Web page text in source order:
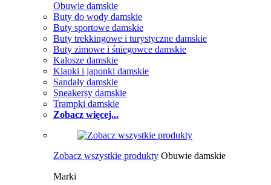
Obuwie damskie
Buty do wody damskie
Buty sportowe damskie
Buty trekkingowe i turystyczne damskie
Buty zimowe i śniegowce damskie
Kalosze damskie
Klapki i japonki damskie
Sandały damskie
Sneakersy damskie
Trampki damskie
Zobacz więcej...
Zobacz wszystkie produkty Obuwie damskie
Marki